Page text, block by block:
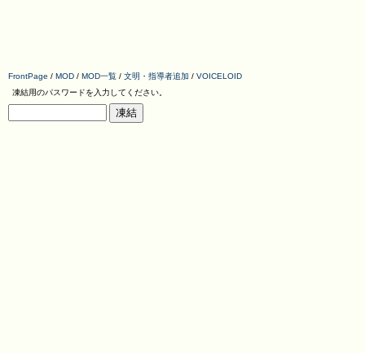
FrontPage / MOD / MOD一覧 / 文明・指導者追加 / VOICELOID
凍結用のパスワードを入力してください。